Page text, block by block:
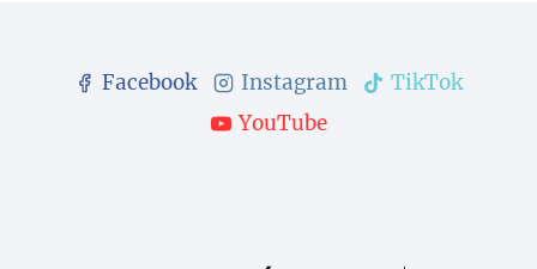
Facebook Instagram
TikTok
YouTube